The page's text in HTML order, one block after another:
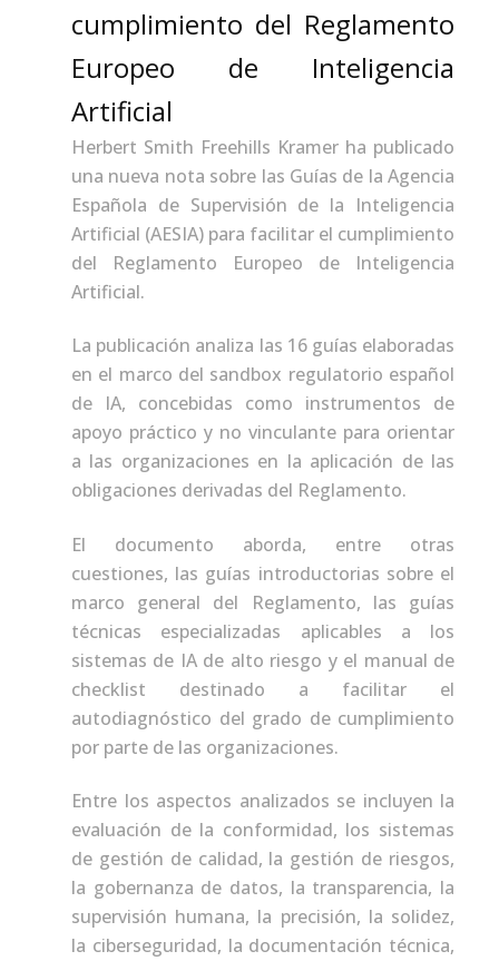
cumplimiento del Reglamento
Europeo de Inteligencia
Artificial
Herbert Smith Freehills Kramer ha publicado
una nueva nota sobre las Guías de la Agencia
Española de Supervisión de la Inteligencia
Artificial (AESIA) para facilitar el cumplimiento
del Reglamento Europeo de Inteligencia
Artificial.
La publicación analiza las 16 guías elaboradas
en el marco del sandbox regulatorio español
de IA, concebidas como instrumentos de
apoyo práctico y no vinculante para orientar
a las organizaciones en la aplicación de las
obligaciones derivadas del Reglamento.
El documento aborda, entre otras
cuestiones, las guías introductorias sobre el
marco general del Reglamento, las guías
técnicas especializadas aplicables a los
sistemas de IA de alto riesgo y el manual de
checklist destinado a facilitar el
autodiagnóstico del grado de cumplimiento
por parte de las organizaciones.
Entre los aspectos analizados se incluyen la
evaluación de la conformidad, los sistemas
de gestión de calidad, la gestión de riesgos,
la gobernanza de datos, la transparencia, la
supervisión humana, la precisión, la solidez,
la ciberseguridad, la documentación técnica,